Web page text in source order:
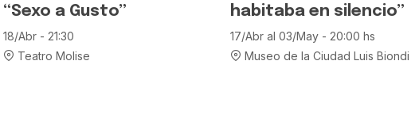
“Sexo a Gusto”
18/Abr - 21:30
Teatro Molise
habitaba en silencio”
17/Abr al 03/May - 20:00 hs
Museo de la Ciudad Luis Biondi